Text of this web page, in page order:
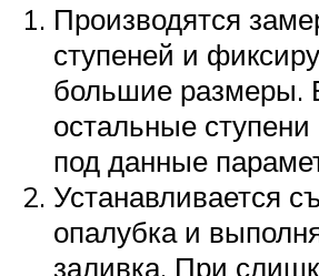
Производятся
ступеней и
большие размеры.
остальные ступени
под данные
Устанавливается
опалубка и
заливка. При